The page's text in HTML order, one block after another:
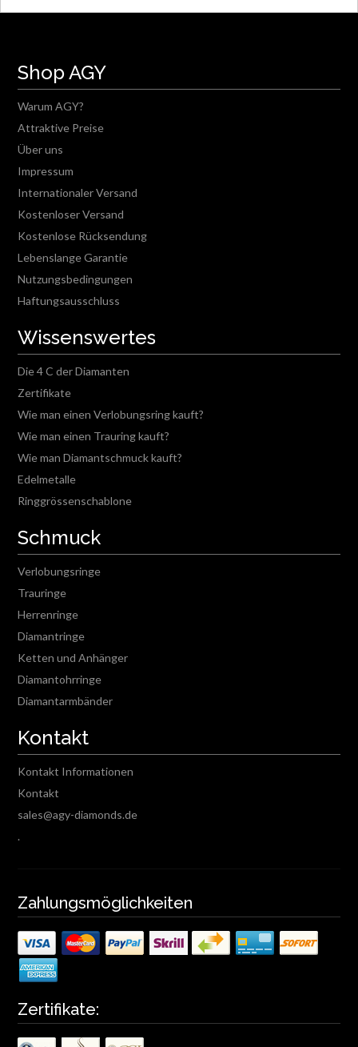
Shop AGY
Warum AGY?
Attraktive Preise
Über uns
Impressum
Internationaler Versand
Kostenloser Versand
Kostenlose Rücksendung
Lebenslange Garantie
Nutzungsbedingungen
Haftungsausschluss
Wissenswertes
Die 4 C der Diamanten
Zertifikate
Wie man einen Verlobungsring kauft?
Wie man einen Trauring kauft?
Wie man Diamantschmuck kauft?
Edelmetalle
Ringgrössenschablone
Schmuck
Verlobungsringe
Trauringe
Herrenringe
Diamantringe
Ketten und Anhänger
Diamantohrringe
Diamantarmbänder
Kontakt
Kontakt Informationen
Kontakt
sales@agy-diamonds.de
.
Zahlungsmöglichkeiten
Zertifikate: